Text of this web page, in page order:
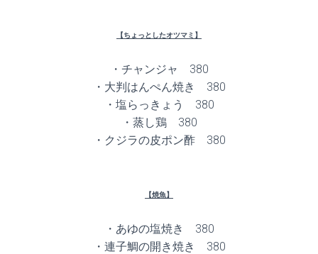
【ちょっとしたオツマミ】
・チャンジャ 380
・大判はんぺん焼き 380
・塩らっきょう 380
・蒸し鶏 380
・クジラの皮ポン酢 380
【焼魚】
・あゆの塩焼き 380
・連子鯛の開き焼き 380